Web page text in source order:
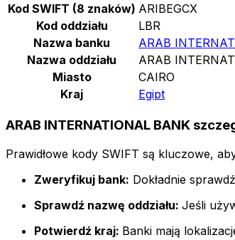
Kod SWIFT (8 znaków) ARIBEGCX
Kod oddziału
LBR
Nazwa banku
ARAB
Nazwa oddziału
ARAB
Miasto
CAIRO
Kraj
Egipt
ARAB INTERNATIONAL BANK
Prawidłowe kody SWIFT są kluczowe,
Zweryfikuj bank: Dokładnie
Sprawdź nazwę oddziału: Jeśli
Potwierdź kraj: Banki mają